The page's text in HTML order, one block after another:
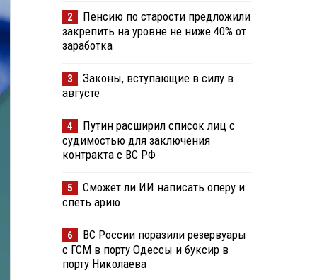
2
Пенсию по старости предложили
закрепить на уровне не ниже 40% от
заработка
3
Законы, вступающие в силу в
августе
4
Путин расширил список лиц с
судимостью для заключения
контракта с ВС РФ
5
Сможет ли ИИ написать оперу и
спеть арию
6
ВС России поразили резервуары
с ГСМ в порту Одессы и буксир в
порту Николаева